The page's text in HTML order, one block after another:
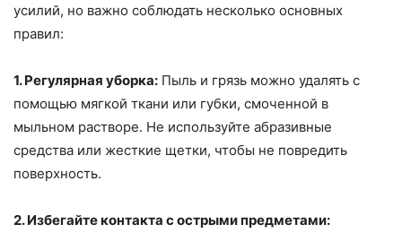
усилий, но важно соблюдать несколько основных
правил:
1. Регулярная уборка: Пыль и грязь можно удалять с
помощью мягкой ткани или губки, смоченной в
мыльном растворе. Не используйте абразивные
средства или жесткие щетки, чтобы не повредить
поверхность.
2. Избегайте контакта с острыми предметами: